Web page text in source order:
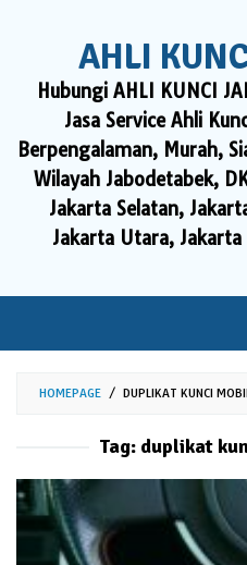
AHLI
Hubungi AHLI KUNCI
Jasa Service Ahli
Berpengalaman, Murah,
Wilayah Jabodetabek,
Jakarta Selatan,
Jakarta Utara,
HOMEPAGE / DUPLIKAT KUNCI
Tag: duplikat